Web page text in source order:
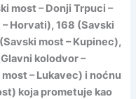
most – Donji Trpuci –
Horvati), 168 (Savski
most – Kupinec),
kolodvor –
– Lukavec) i noćnu
koja prometuje kao